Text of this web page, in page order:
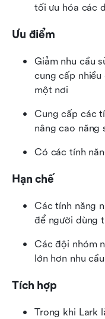
tối ưu hóa các
Ưu điểm
Giảm nhu cầu
cung cấp
một nơi
Cung cấp các
nâng cao năng
Có các tính
Hạn chế
Các tính năng
để người dùng
Các đội nhóm
lớn hơn nhu
Tích hợp
Trong khi Lark